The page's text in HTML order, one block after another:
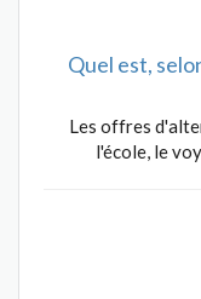
Quel est,
Les offres
l'école, le